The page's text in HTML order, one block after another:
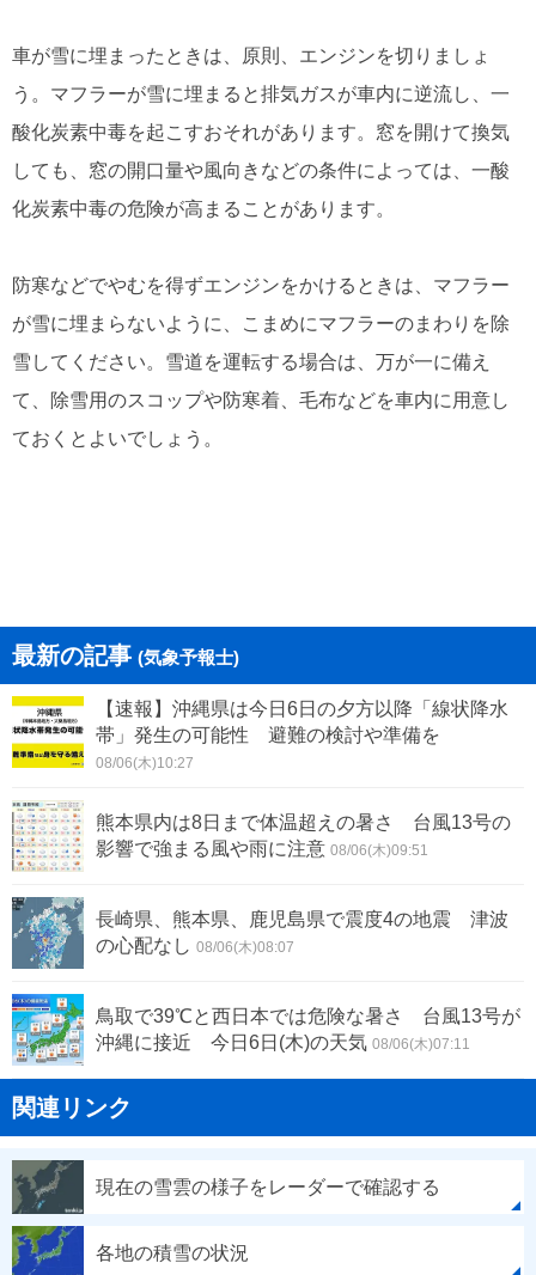
車が雪に埋まったときは、原則、エンジンを切りましょ
う。マフラーが雪に埋まると排気ガスが車内に逆流し、一
酸化炭素中毒を起こすおそれがあります。窓を開けて換気
しても、窓の開口量や風向きなどの条件によっては、一酸
化炭素中毒の危険が高まることがあります。
防寒などでやむを得ずエンジンをかけるときは、マフラー
が雪に埋まらないように、こまめにマフラーのまわりを除
雪してください。雪道を運転する場合は、万が一に備え
て、除雪用のスコップや防寒着、毛布などを車内に用意し
ておくとよいでしょう。
最新の記事 (気象予報士)
【速報】沖縄県は今日6日の夕方以降「線状降水
帯」発生の可能性 避難の検討や準備を
08/06(木)10:27
熊本県内は8日まで体温超えの暑さ 台風13号の
影響で強まる風や雨に注意 08/06(木)09:51
長崎県、熊本県、鹿児島県で震度4の地震 津波
の心配なし 08/06(木)08:07
鳥取で39℃と西日本では危険な暑さ 台風13号が
沖縄に接近 今日6日(木)の天気 08/06(木)07:11
関連リンク
現在の雪雲の様子をレーダーで確認する
各地の積雪の状況